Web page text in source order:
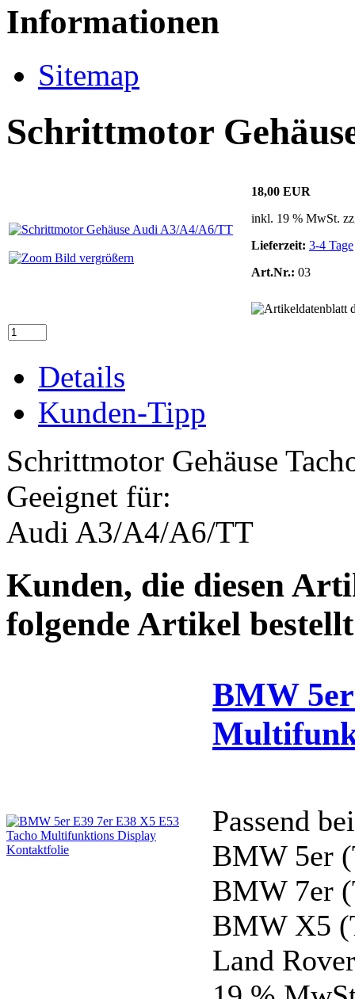
Informationen
Sitemap
Schrittmotor
Bild vergrößern
18,00 EUR
inkl. 19 % MwSt.
Lieferzeit: 3-4 Tage
Art.Nr.: 03
Details
Kunden-Tipp
Schrittmotor Gehäuse
Geeignet für:
Audi A3/A4/A6/TT
Kunden, die diesen
folgende Artikel
BMW
Passend
BMW 5er
BMW 7er
BMW X5
Land